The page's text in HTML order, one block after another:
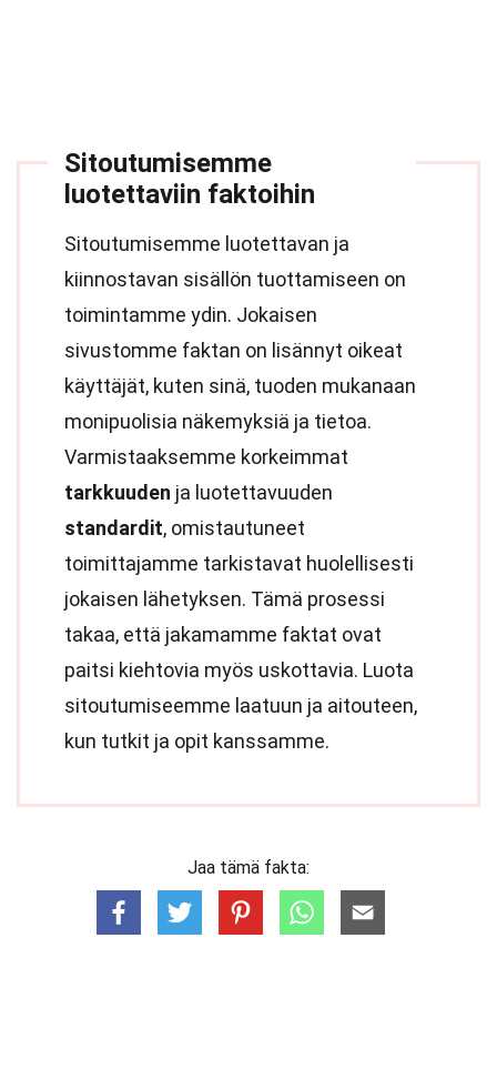
Sitoutumisemme
luotettaviin faktoihin
Sitoutumisemme luotettavan ja
kiinnostavan sisällön tuottamiseen on
toimintamme ydin. Jokaisen
sivustomme faktan on lisännyt oikeat
käyttäjät, kuten sinä, tuoden mukanaan
monipuolisia näkemyksiä ja tietoa.
Varmistaaksemme korkeimmat
tarkkuuden ja luotettavuuden
standardit, omistautuneet
toimittajamme tarkistavat huolellisesti
jokaisen lähetyksen. Tämä prosessi
takaa, että jakamamme faktat ovat
paitsi kiehtovia myös uskottavia. Luota
sitoutumiseemme laatuun ja aitouteen,
kun tutkit ja opit kanssamme.
Jaa tämä fakta: